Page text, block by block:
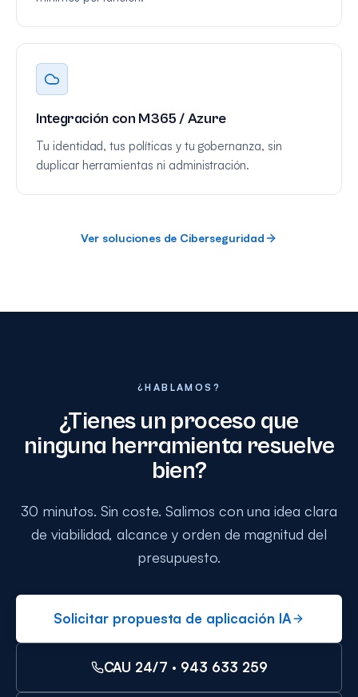
Integración con M365 / Azure
Tu identidad, tus políticas y tu gobernanza, sin
duplicar herramientas ni administración.
Ver soluciones de Ciberseguridad
¿HABLAMOS?
¿Tienes un proceso que
ninguna herramienta resuelve
bien?
30 minutos. Sin coste. Salimos con una idea clara
de viabilidad, alcance y orden de magnitud del
presupuesto.
Solicitar propuesta de aplicación IA
CAU 24/7 · 943 633 259